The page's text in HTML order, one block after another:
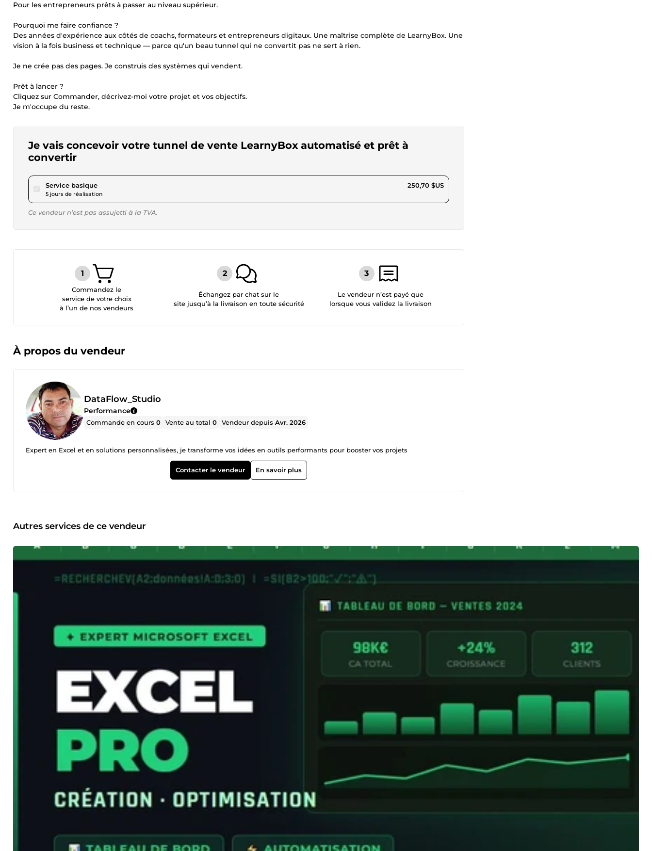
Pour les entrepreneurs prêts à passer au niveau supérieur.
Pourquoi me faire confiance ?
Des années d'expérience aux côtés de coachs, formateurs et entrepreneurs digitaux. Une maîtrise complète de LearnyBox. Une
vision à la fois business et technique — parce qu'un beau tunnel qui ne convertit pas ne sert à rien.
Je ne crée pas des pages. Je construis des systèmes qui vendent.
Prêt à lancer ?
Cliquez sur Commander, décrivez-moi votre projet et vos objectifs.
Je m'occupe du reste.
Je vais concevoir votre tunnel de vente LearnyBox automatisé et prêt à
convertir
Service basiquepour 231,06 $US
5 jours de réalisation
250,70 $US
Ce vendeur n’est pas assujetti à la TVA.
Commandez le
service de votre choix
à l’un de nos vendeurs
Échangez par chat sur le
site jusqu’à la livraison en toute sécurité
Le vendeur n’est payé que
lorsque vous validez la livraison
À propos du vendeur
DataFlow_Studio
Performance
Commande en cours0 Vente au total0 Vendeur depuisAvr. 2026
Expert en Excel et en solutions personnalisées, je transforme vos idées en outils performants pour booster vos projets
Contacter le vendeur En savoir plus
Autres services de ce vendeur